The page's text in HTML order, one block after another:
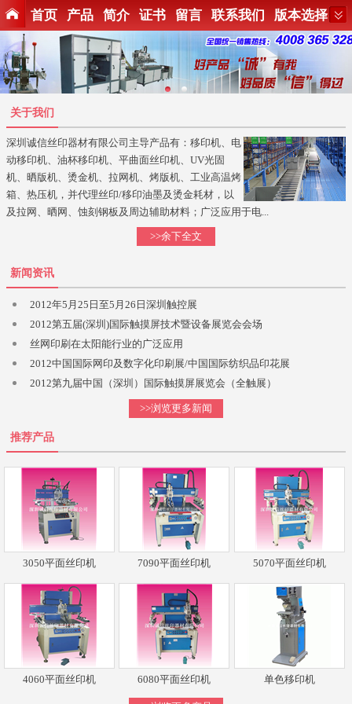
首页 产品 简介 证书 留言 联系我们 版本选择
关于我们
深圳诚信丝印器材有限公司主导产品有：移印机、电
动移印机、油杯移印机、平曲面丝印机、UV光固
机、晒版机、烫金机、拉网机、烤版机、工业高温烤
箱、热压机，并代理丝印/移印油墨及烫金耗材，以
及拉网、晒网、蚀刻钢板及周边辅助材料；广泛应用于电...
>>余下全文
新闻资讯
2012年5月25日至5月26日深圳触控展
2012第五届(深圳)国际触摸屏技术暨设备展览会会场
丝网印刷在太阳能行业的广泛应用
2012中国国际网印及数字化印刷展/中国国际纺织品印花展
2012第九届中国（深圳）国际触摸屏展览会（全触展）
>>浏览更多新闻
推荐产品
3050平面丝印机 7090平面丝印机 5070平面丝印机
4060平面丝印机 6080平面丝印机 单色移印机